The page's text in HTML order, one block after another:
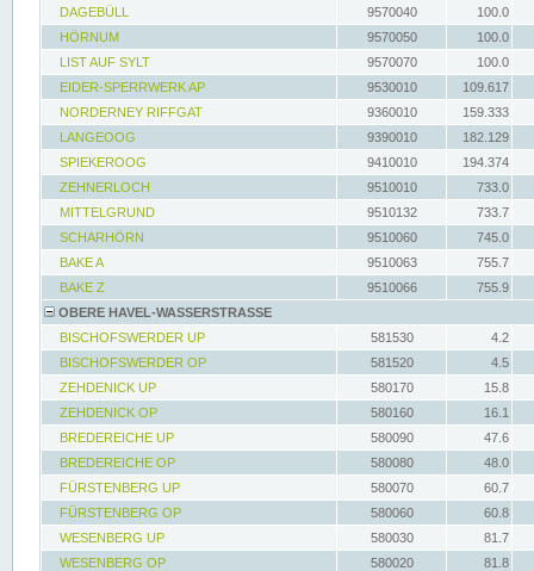
DAGEBÜLL 9570040
100.0
HÖRNUM
9570050
100.0
LIST AUF SYLT
9570070
100.0
EIDER-SPERRWERK AP
9530010
109.617
NORDERNEY RIFFGAT
9360010
159.333
LANGEOOG
9390010
182.129
SPIEKEROOG
9410010
194.374
ZEHNERLOCH
9510010
733.0
MITTELGRUND
9510132
733.7
SCHARHÖRN
9510060
745.0
BAKE A
9510063
755.7
BAKE Z
9510066
755.9
OBERE HAVEL-WASSERSTRASSE
BISCHOFSWERDER UP
581530
4.2
BISCHOFSWERDER OP
581520
4.5
ZEHDENICK UP
580170
15.8
ZEHDENICK OP
580160
16.1
BREDEREICHE UP
580090
47.6
BREDEREICHE OP
580080
48.0
FÜRSTENBERG UP
580070
60.7
FÜRSTENBERG OP
580060
60.8
WESENBERG UP
580030
81.7
WESENBERG OP
580020
81.8